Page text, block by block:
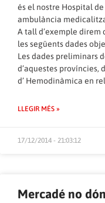
és el nostre Hospital
ambulància
A tall d’exemple direm
les següents dades
Les dades preliminars
d’aquestes províncies,
d’ Hemodinàmica en
LLEGIR MÉS »
17/12/2014 - 21:03:12
Mercadé no